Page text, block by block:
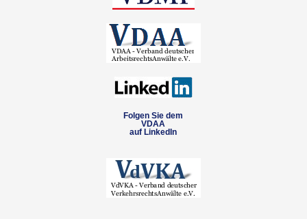
Folgen Sie dem
VDAA
auf LinkedIn